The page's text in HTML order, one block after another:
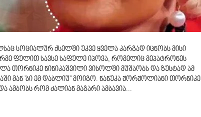
სოციალურ ქსელში უკვე ყველა კარგად იცნობს მისი
ფულით სავსე საფულე იპოვა, რომელიც მეპატრონეს
თორნიკე ნინიკაშვილი ვისოლში მუშაობს და ზუსტად ამ
მან 'ბი ემ დაბლიუ'' მოიგო. ნანუკა ჟორჟოლიანი თორნიკე
ამბობს რომ ძალიან მაგარი ამბავია...